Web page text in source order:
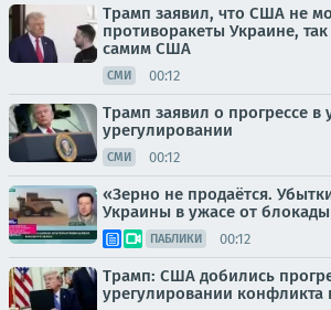
Трамп заявил, что США не
противоракеты Украине,
самим США
СМИ 00:12
Трамп заявил о прогрессе в
урегулировании
СМИ 00:12
«Зерно не продаётся.
Украины в ужасе от
ПАБЛИКИ 00:12
Трамп: США добились
урегулировании конфликта